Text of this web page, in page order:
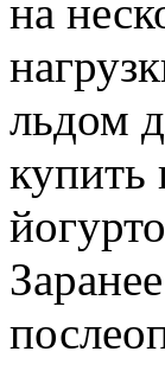
на
льдом
купить